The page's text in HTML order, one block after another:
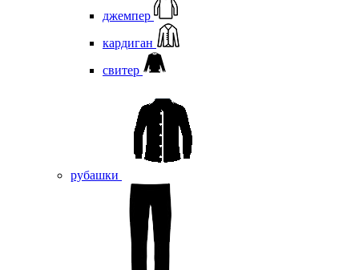
джемпер
кардиган
свитер
рубашки